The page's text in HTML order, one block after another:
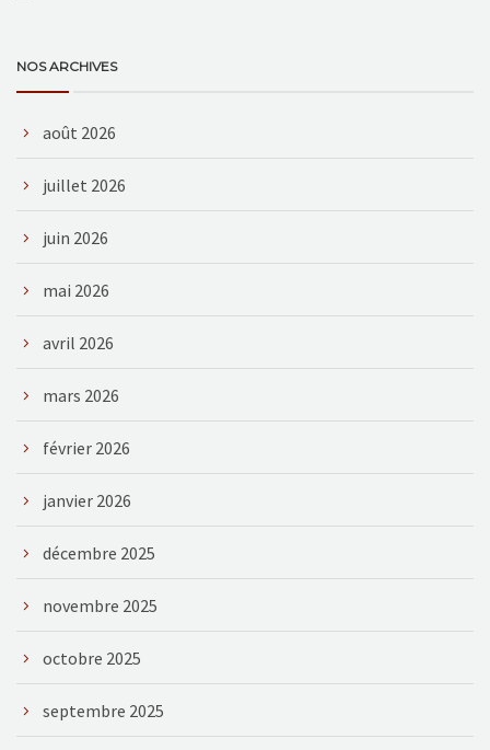
NOS ARCHIVES
août 2026
juillet 2026
juin 2026
mai 2026
avril 2026
mars 2026
février 2026
janvier 2026
décembre 2025
novembre 2025
octobre 2025
septembre 2025